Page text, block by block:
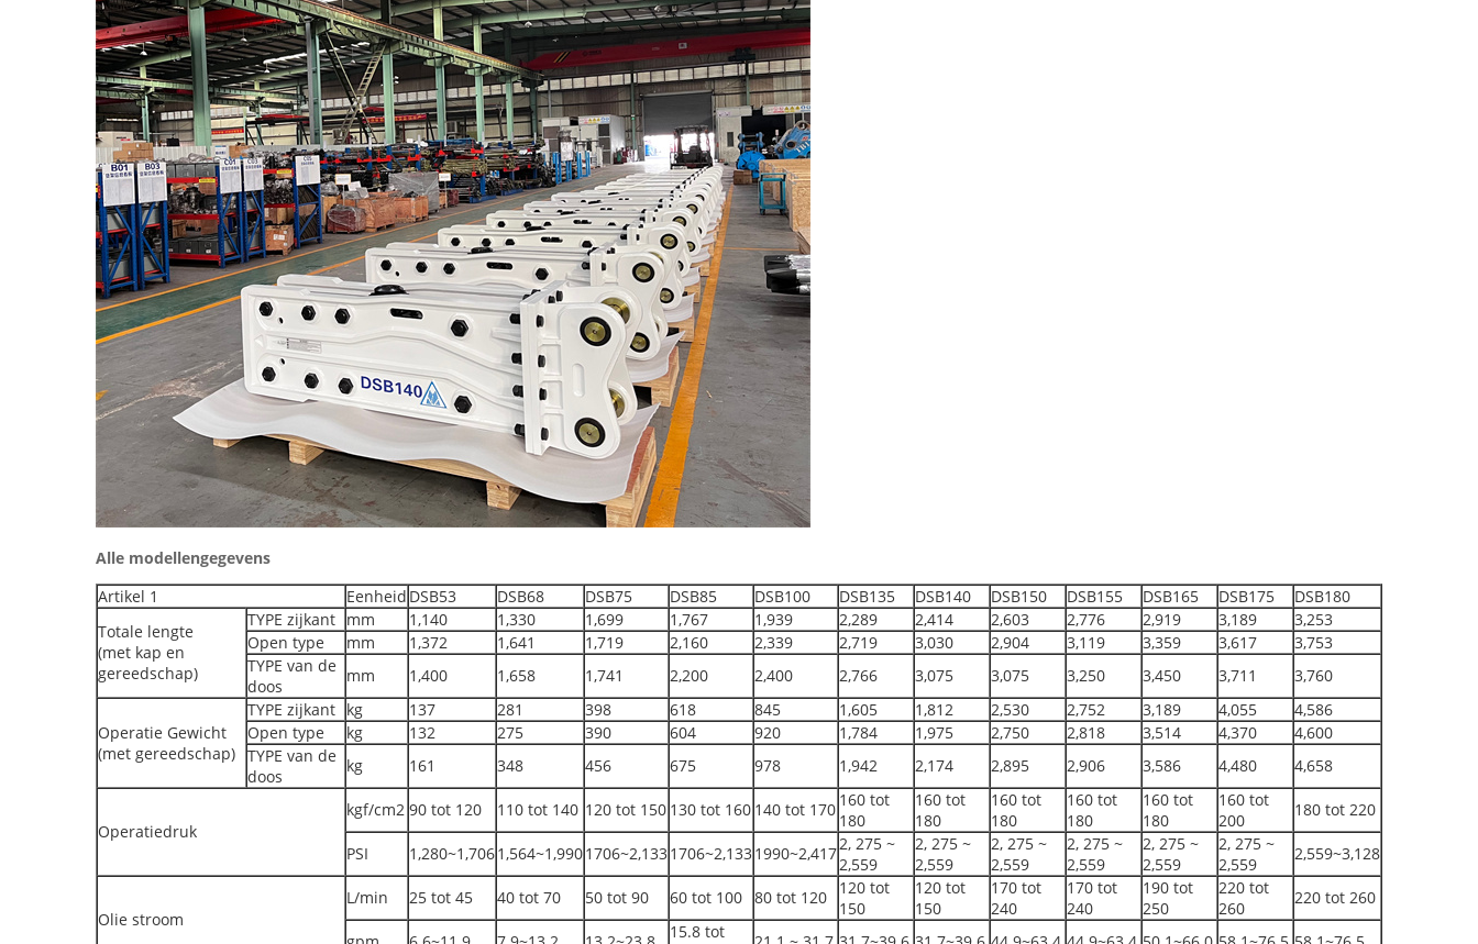
Alle modellengegevens
Artikel 1
Eenheid DSB53 DSB68 DSB75 DSB85 DSB100 DSB135 DSB140 DSB150 DSB155 DSB165 DSB175
DSB180
Totale lengte
(met kap en
gereedschap)
TYPE zijkant mm 1,140 1,330 1,699 1,767 1,939 2,289 2,414 2,603 2,776 2,919 3,189
3,253
Open type
mm 1,372 1,641 1,719 2,160 2,339 2,719 3,030 2,904 3,119 3,359 3,617
3,753
TYPE van de
doos
mm 1,400 1,658 1,741 2,200 2,400 2,766 3,075 3,075 3,250 3,450 3,711 3,760
Operatie Gewicht
(met gereedschap)
TYPE zijkant kg 137 281 398 618 845 1,605 1,812 2,530 2,752 3,189 4,055
4,586
Open type
kg 132 275 390 604 920 1,784 1,975 2,750 2,818 3,514 4,370
4,600
TYPE van de
doos
kg 161 348 456 675 978 1,942 2,174 2,895 2,906 3,586 4,480 4,658
Operatiedruk
kgf/cm2 90 tot 120 110 tot 140 120 tot 150 130 tot 160 140 tot 170 160 tot
180
160 tot
180
160 tot
180
160 tot
180
160 tot
180
160 tot
200
180 tot 220
PSI 1,280~1,7061,564~1,9901706~2,1331706~2,1331990~2,4172, 275 ~
2,559
2, 275 ~
2,559
2, 275 ~
2,559
2, 275 ~
2,559
2, 275 ~
2,559
2, 275 ~
2,559
2,559~3,128
Olie stroom
L/min 25 tot 45 40 tot 70 50 tot 90 60 tot 100 80 tot 120
120 tot
150
120 tot
150
170 tot
240
170 tot
240
190 tot
250
220 tot
260
220 tot 260
15.8 tot